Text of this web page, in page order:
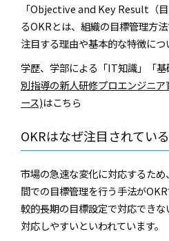
「Objective and Key Result（
るOKRとは、組織の目標管理方
注目する理由や基本的な特徴につ
学歴、学部による「IT知識」「
別指導の新人研修プロエンジニ
ース)はこちら
OKRはなぜ注目されてい
市場の急速な変化に対応するた
間での目標管理を行う手法が
較的長期の目標設定で対応でき
対応しやすいといわれています。